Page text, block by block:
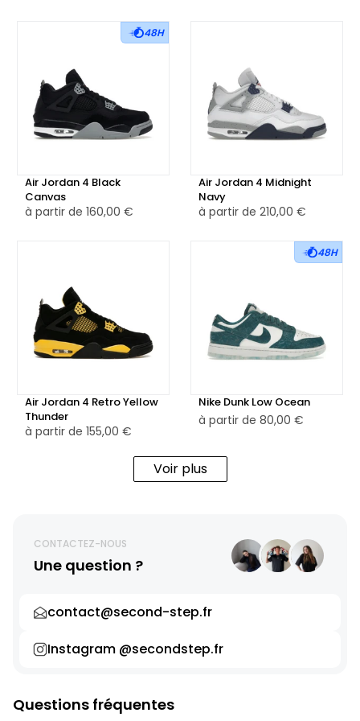
48H
Air Jordan 4 Black
Canvas
à partir de 160,00 €
Air Jordan 4 Midnight
Navy
à partir de 210,00 €
Air Jordan 4 Retro Yellow
Thunder
à partir de 155,00 €
48H
Nike Dunk Low Ocean
à partir de 80,00 €
Voir plus
CONTACTEZ-NOUS
Une question ?
contact@second-step.fr
Instagram @secondstep.fr
Questions fréquentes